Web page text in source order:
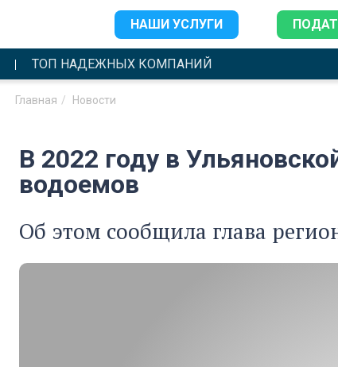
НАШИ УСЛУГИ
ТОП НАДЕЖНЫХ КОМПАНИЙ
Главная Новости
В 2022 году в
водоемов
Об этом сообщила глава